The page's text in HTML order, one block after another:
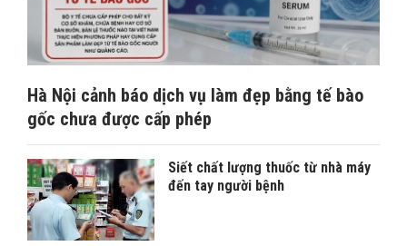
Hà Nội cảnh báo dịch vụ làm đẹp bằng tế bào
gốc chưa được cấp phép
Siết chất lượng thuốc từ nhà máy
đến tay người bệnh